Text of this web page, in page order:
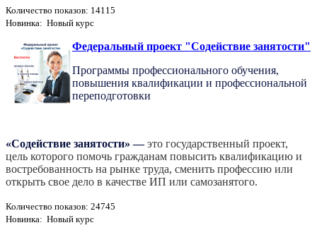
Количество показов: 14115
Новинка: Новый курс
Федеральный проект "Содействие занятости"
Программы профессионального обучения,
повышения квалификации и профессиональной
переподготовки
«Содействие занятости» —это государственный проект,
цель которого помочь гражданам повысить квалификацию и
востребованность на рынке труда, сменить профессию или
открыть свое дело в качестве ИП или самозанятого.
Количество показов: 24745
Новинка: Новый курс